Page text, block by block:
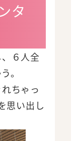
タ
６人全
。
ちゃっ
思い出し